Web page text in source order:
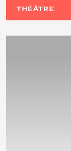
THÉÂTRE